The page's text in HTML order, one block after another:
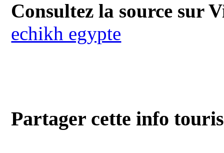
Consultez la source sur
echikh egypte
Partager cette info